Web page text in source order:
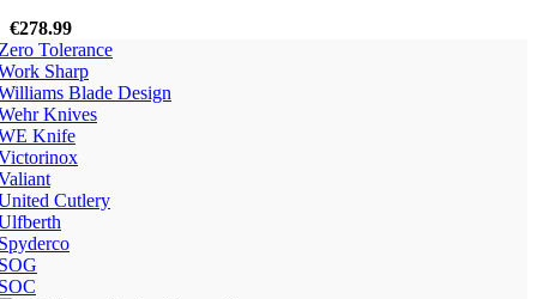
€278.99
Tolerance
Sharp
Blade Design
Knives
Knife
Cutlery